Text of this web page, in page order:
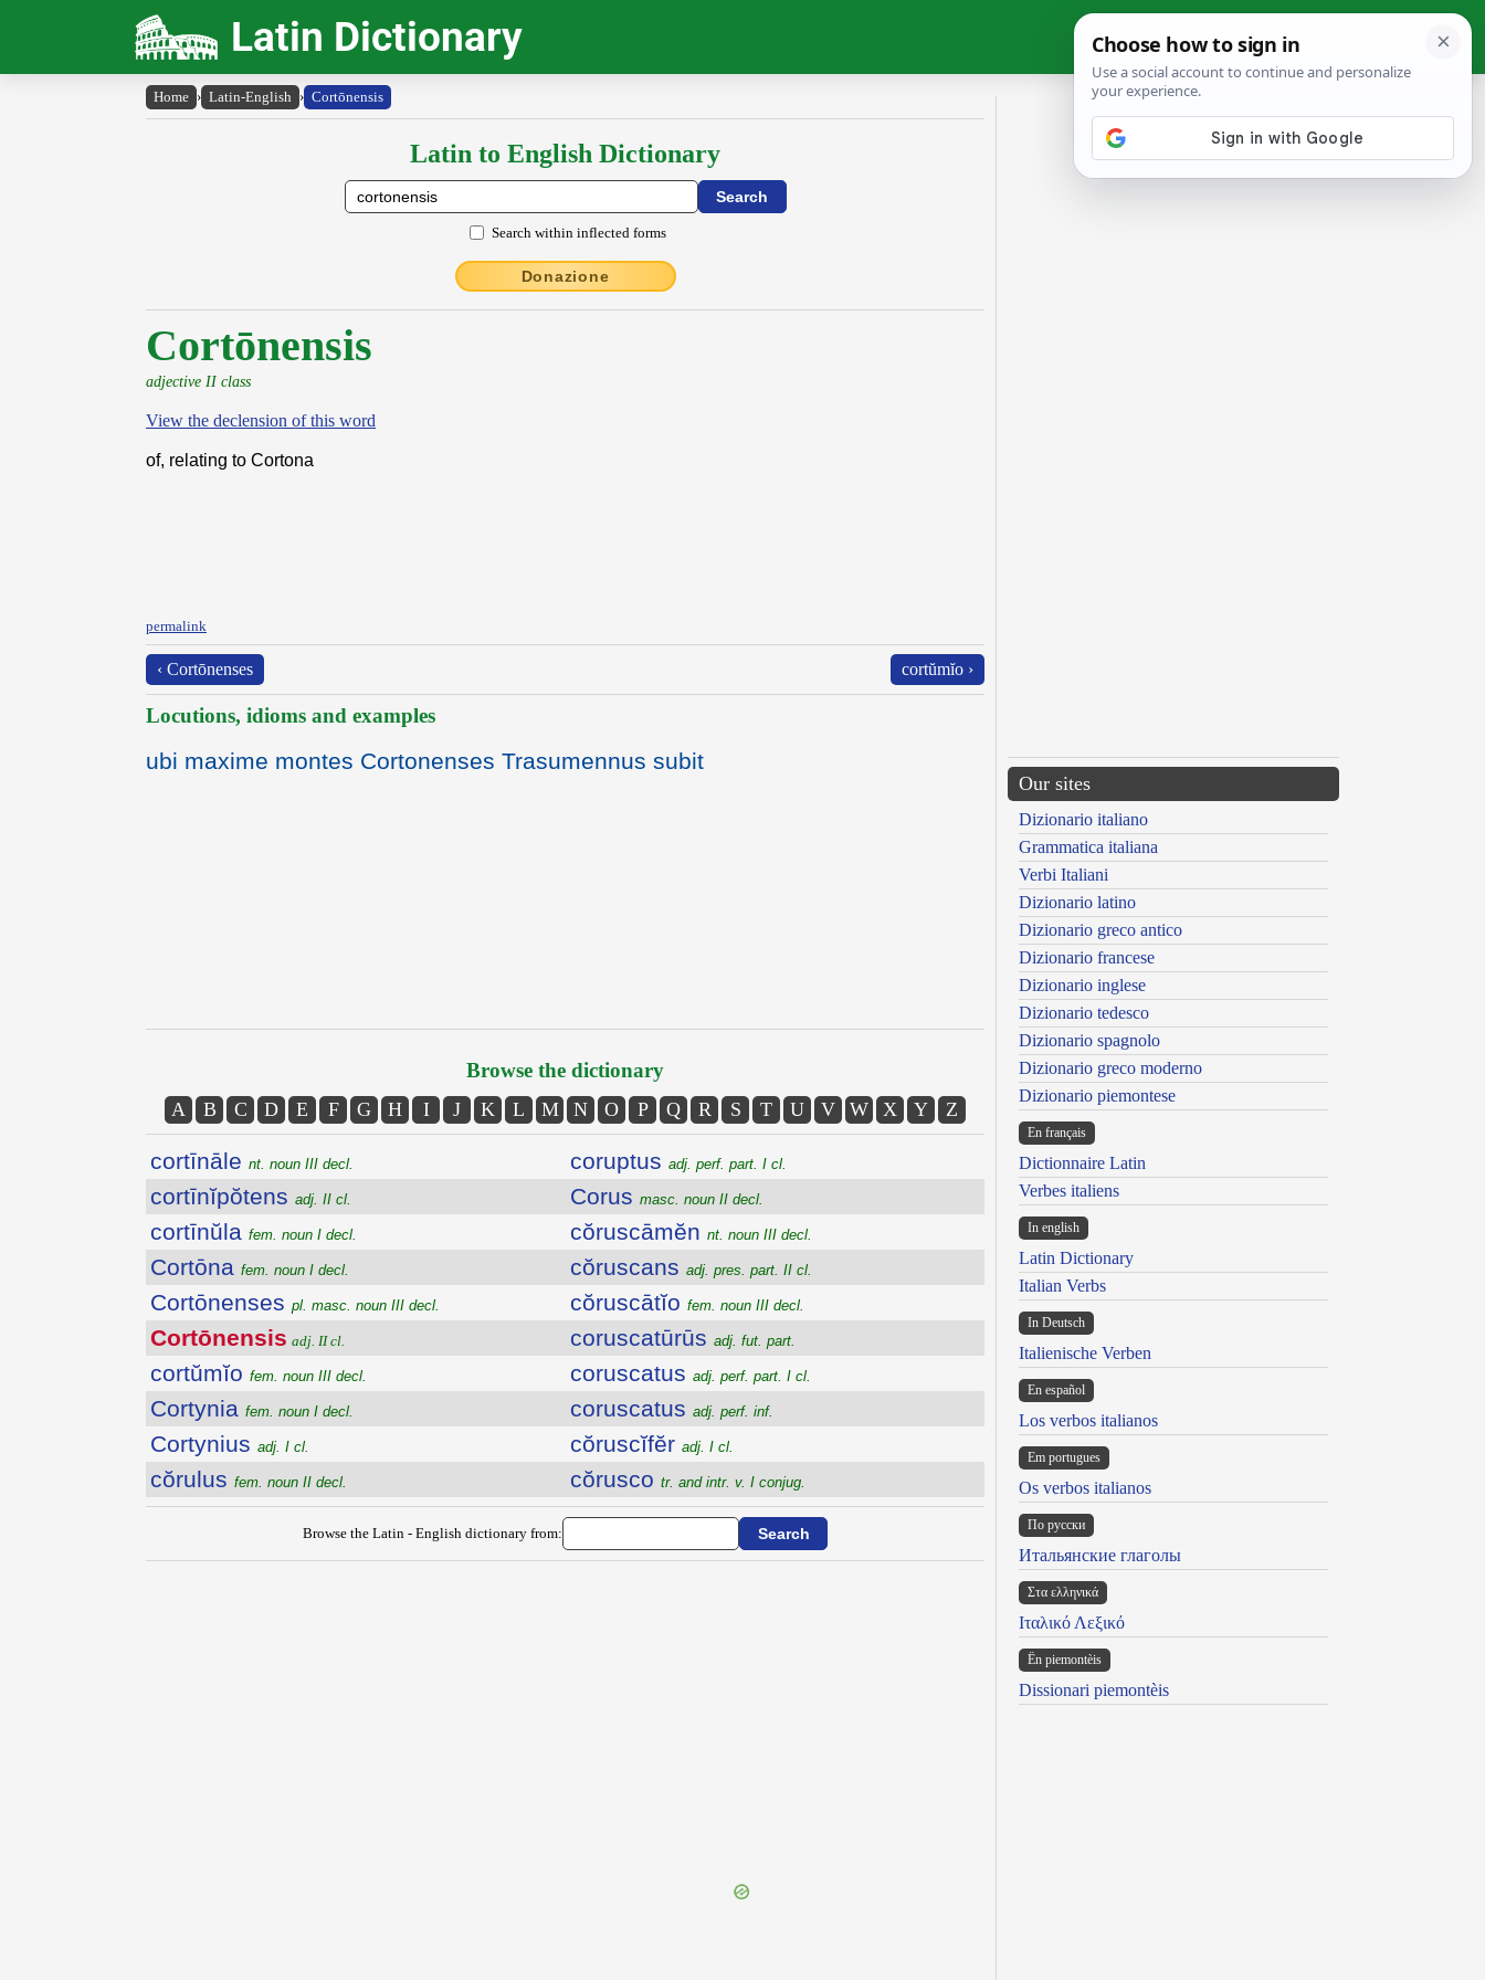
Latin Dictionary
Home › Latin-English › Cortōnensis
Latin to English Dictionary
Search within inflected forms
Donazione
Cortōnensis
adjective II class
View the declension of this word
of, relating to Cortona
permalink
‹ Cortōnenses cortŭmĭo ›
Locutions, idioms and examples
ubi maxime montes Cortonenses Trasumennus subit
Browse the dictionary
A B C D E F G H I J K L M N O P Q R S T U V W X Y Z
cortīnāle nt. noun III decl.
cortīnĭpŏtens adj. II cl.
cortīnŭla fem. noun I decl.
Cortōna fem. noun I decl.
Cortōnenses pl. masc. noun III decl.
Cortōnensis adj. II cl.
cortŭmĭo fem. noun III decl.
Cortynia fem. noun I decl.
Cortynius adj. I cl.
cŏrulus fem. noun II decl.
coruptus adj. perf. part. I cl.
Corus masc. noun II decl.
cŏruscāmĕn nt. noun III decl.
cŏruscans adj. pres. part. II cl.
cŏruscātĭo fem. noun III decl.
coruscatūrūs adj. fut. part.
coruscatus adj. perf. part. I cl.
coruscatus adj. perf. inf.
cŏruscĭfĕr adj. I cl.
cŏrusco tr. and intr. v. I conjug.
Browse the Latin - English dictionary from:
Our sites
Dizionario italiano
Grammatica italiana
Verbi Italiani
Dizionario latino
Dizionario greco antico
Dizionario francese
Dizionario inglese
Dizionario tedesco
Dizionario spagnolo
Dizionario greco moderno
Dizionario piemontese
En français
Dictionnaire Latin
Verbes italiens
In english
Latin Dictionary
Italian Verbs
In Deutsch
Italienische Verben
En español
Los verbos italianos
Em portugues
Os verbos italianos
По русски
Итальянские глаголы
Στα ελληνικά
Ιταλικό Λεξικό
Ën piemontèis
Dissionari piemontèis